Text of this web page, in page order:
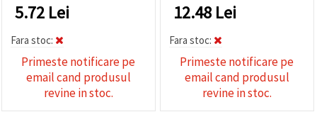
5.72 Lei
Fara stoc:
Primeste notificare pe
email cand produsul
revine in stoc.
12.48 Lei
Fara stoc:
Primeste notificare pe
email cand produsul
revine in stoc.